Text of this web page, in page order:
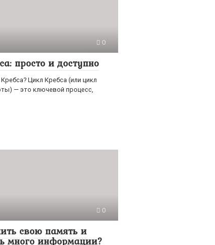
0
просто и доступно
Цикл Кребса (или цикл
— это ключевой процесс,
0
свою память и
много информации?